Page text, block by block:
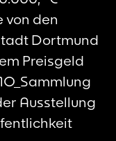
von den
Dortmund
Preisgeld
Ausstellung